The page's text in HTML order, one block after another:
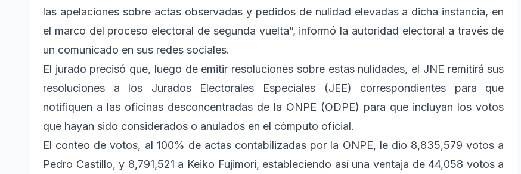
las apelaciones sobre actas observadas y pedidos de nulidad elevadas a dicha instancia, en
el marco del proceso electoral de segunda vuelta”, informó la autoridad electoral a través de
un comunicado en sus redes sociales.
El jurado precisó que, luego de emitir resoluciones sobre estas nulidades, el JNE remitirá sus
resoluciones a los Jurados Electorales Especiales (JEE) correspondientes para que
notifiquen a las oficinas desconcentradas de la ONPE (ODPE) para que incluyan los votos
que hayan sido considerados o anulados en el cómputo oficial.
El conteo de votos, al 100% de actas contabilizadas por la ONPE, le dio 8,835,579 votos a
Pedro Castillo, y 8,791,521 a Keiko Fujimori, estableciendo así una ventaja de 44,058 votos a